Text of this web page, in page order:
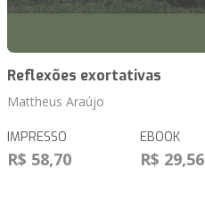
Reflexões exortativas
Mattheus Araújo
IMPRESSO
R$ 58,70
EBOOK
R$ 29,56